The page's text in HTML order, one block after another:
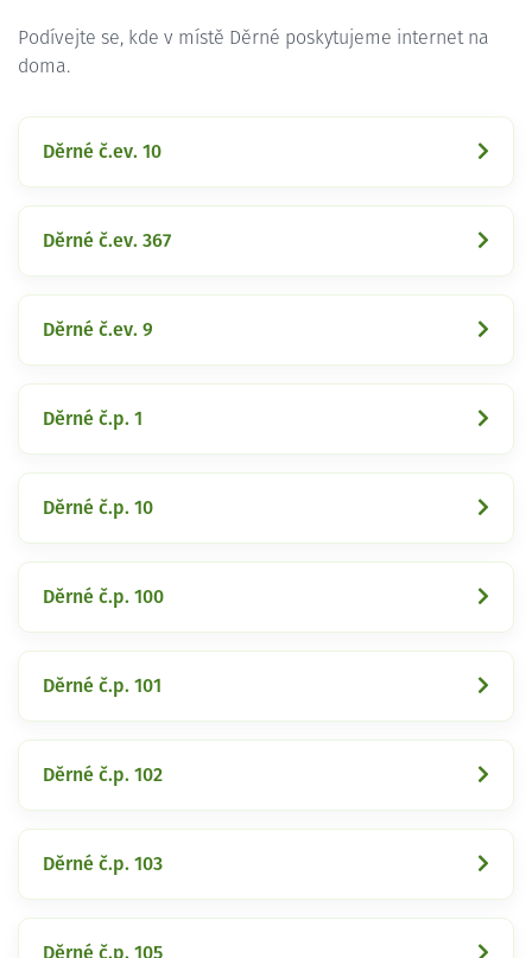
Podívejte se, kde v místě Děrné poskytujeme internet na
doma.
Děrné č.ev. 10
Děrné č.ev. 367
Děrné č.ev. 9
Děrné č.p. 1
Děrné č.p. 10
Děrné č.p. 100
Děrné č.p. 101
Děrné č.p. 102
Děrné č.p. 103
Děrné č.p. 105